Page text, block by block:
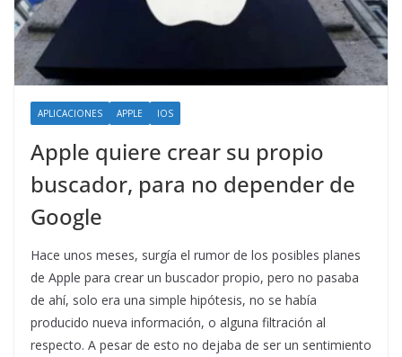
APLICACIONES APPLE IOS
Apple quiere crear su propio
buscador, para no depender de
Google
Hace unos meses, surgía el rumor de los posibles planes
de Apple para crear un buscador propio, pero no pasaba
de ahí, solo era una simple hipótesis, no se había
producido nueva información, o alguna filtración al
respecto. A pesar de esto no dejaba de ser un sentimiento